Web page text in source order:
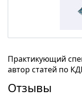
Практикующий
автор статей по
Отзывы